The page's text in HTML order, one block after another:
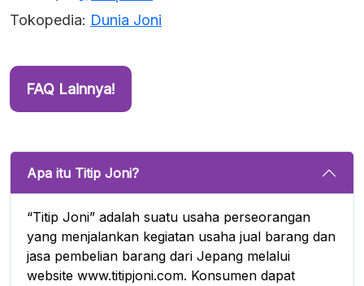
Tokopedia: Dunia Joni
FAQ Lainnya!
Apa itu Titip Joni?
“Titip Joni” adalah suatu usaha perseorangan
yang menjalankan kegiatan usaha jual barang dan
jasa pembelian barang dari Jepang melalui
website www.titipjoni.com. Konsumen dapat